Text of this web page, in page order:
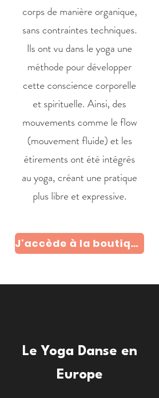
corps de manière organique,
sans contraintes techniques.
Ils ont vu dans le yoga une
méthode pour développer
cette conscience corporelle
et spirituelle. Ainsi, des
mouvements comme le flow
(mouvement fluide) et les
étirements ont été intégrés
au yoga, créant une pratique
plus libre et expressive.
J'accède à la boutique
Le Yoga Danse en
Europe